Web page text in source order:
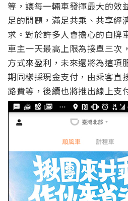
等，讓每一輛車發揮最大的效
足的問題，滿足共乘、共享經
求。對於許多人會擔心的白牌
車主一天最高上限為接單三次
方式來盈利，未來還將為這項
期同樣採現金支付，由乘客直
路費等，後續也將推出線上支